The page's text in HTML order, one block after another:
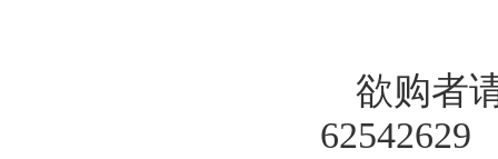
欲购者
62542629